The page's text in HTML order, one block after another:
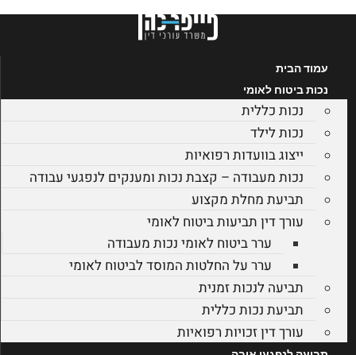
דלג
עמוד הבית
נכות ביטוח לאומי
נכות כללית
נכות לילד
ייצוג בוועדות רפואיות
נכות מעבודה – קצבת נכות ומענקים לנפגעי עבודה
תביעת מחלת מקצוע
עורך דין תביעות ביטוח לאומי
ערר ביטוח לאומי נכות מעבודה
ערר על החלטות המוסד לביטוח לאומי
תביעה לנכות זמנית
תביעת נכות כללית
עורך דין זכויות רפואיות